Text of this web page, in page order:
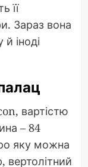
її
Зараз вона
іноді
вартістю
– 84
яку можна
вертолітний